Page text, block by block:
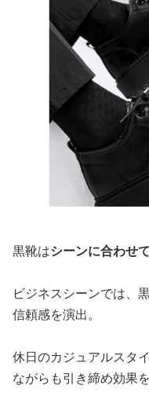
黒靴はシーンに合わせ
ビジネスシーンでは、
信頼感を演出。
休日のカジュアルスタ
ながらも引き締め効果